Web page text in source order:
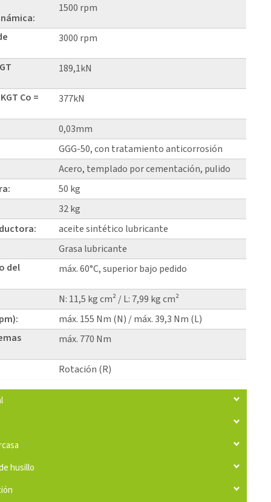
1500 rpm
3000 rpm
189,1kN
Co =
377kN
0,03mm
GGG-50, con tratamiento anticorrosión
Acero, templado por cementación, pulido
50 kg
32 kg
aceite sintético lubricante
Grasa lubricante
del
máx. 60°C, superior bajo pedido
N: 11,5 kg cm² / L: 7,99 kg cm²
máx. 155 Nm (N) / máx. 39,3 Nm (L)
máx. 770 Nm
Rotación (R)
husillo